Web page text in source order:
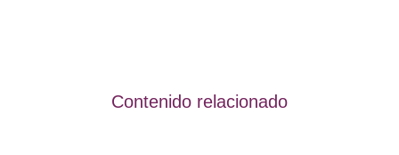
Contenido relacionado